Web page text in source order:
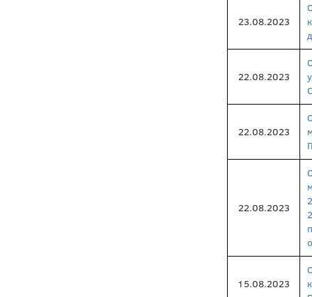
23.08.2023
22.08.2023
22.08.2023
22.08.2023
15.08.2023